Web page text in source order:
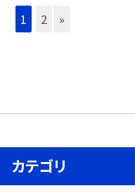
1 2 »
カテゴリ